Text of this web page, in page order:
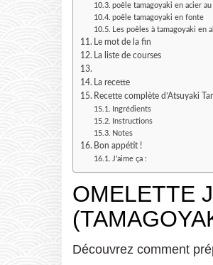
poêle tamagoyaki en acier au
poêle tamagoyaki en fonte
Les poêles à tamagoyaki en
Le mot de la fin
La liste de courses
La recette
Recette complète d’Atsuyaki
Ingrédients
Instructions
Notes
Bon appétit !
J’aime ça :
OMELETTE
Découvrez comment